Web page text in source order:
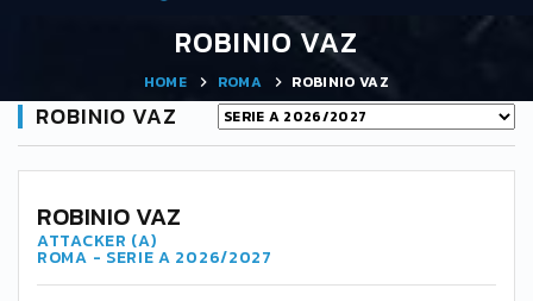
ROBINIO VAZ
HOME ROMA ROBINIO VAZ
ROBINIO VAZ
ROBINIO VAZ
ATTACKER (A)
ROMA - SERIE A 2026/2027